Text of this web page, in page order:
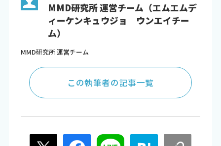
MMD研究所 運営チーム（エムエムデ
ィーケンキュウジョ ウンエイチー
ム）
MMD研究所 運営チーム
この執筆者の記事一覧